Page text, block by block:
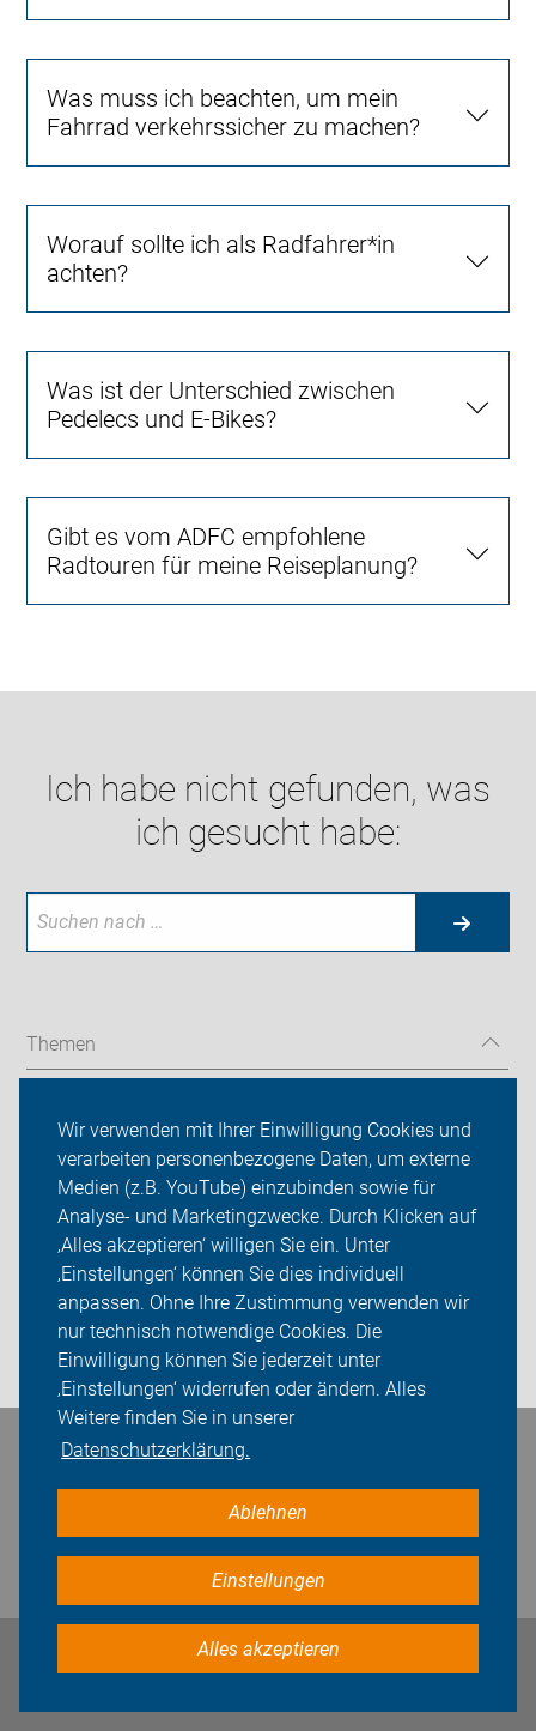
Wir verwenden mit Ihrer Einwilligung Cookies und
verarbeiten personenbezogene Daten, um externe
Medien (z.B. YouTube) einzubinden sowie für
Analyse- und Marketingzwecke. Durch Klicken auf
‚Alles akzeptieren‘ willigen Sie ein. Unter
‚Einstellungen‘ können Sie dies individuell
anpassen. Ohne Ihre Zustimmung verwenden wir
nur technisch notwendige Cookies. Die
Einwilligung können Sie jederzeit unter
‚Einstellungen‘ widerrufen oder ändern. Alles
Weitere finden Sie in unserer
Datenschutzerklärung.
Ablehnen
Einstellungen
Alles akzeptieren
Was muss ich beachten, um mein
Fahrrad verkehrssicher zu machen?
Worauf sollte ich als Radfahrer*in
achten?
Was ist der Unterschied zwischen
Pedelecs und E-Bikes?
Gibt es vom ADFC empfohlene
Radtouren für meine Reiseplanung?
Ich habe nicht gefunden, was
ich gesucht habe:
Themen
Fahrradcodierung
Aktion
ADFC Kaiserslautern
Sei dabei
Login
Bleiben Sie in Kontakt
Impressum Datenschutz Cookie-Einstellungen